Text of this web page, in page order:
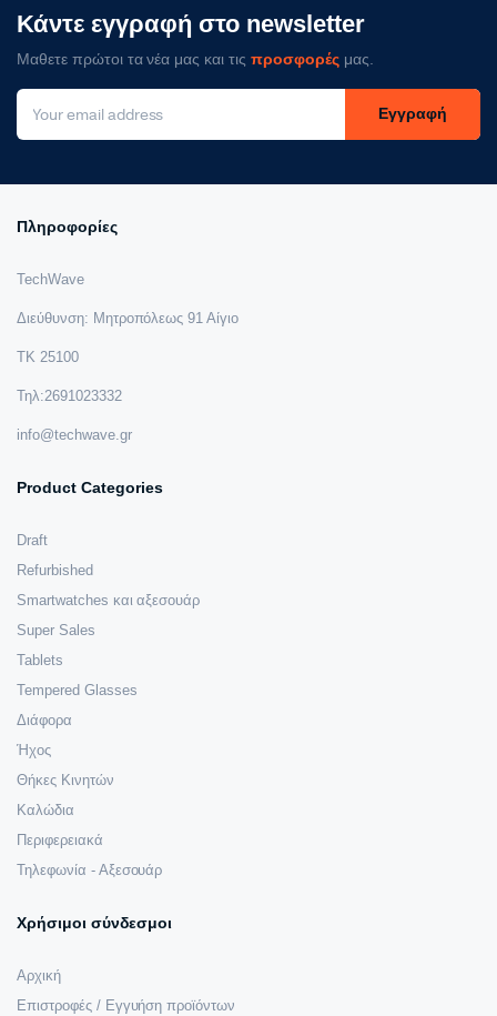
Κάντε εγγραφή στο newsletter
Μαθετε πρώτοι τα νέα μας και τιςπροσφορέςμας.
Εγγραφή
Πληροφορίες
TechWave
Διεύθυνση: Μητροπόλεως 91 Αίγιο
ΤΚ 25100
Τηλ:2691023332
info@techwave.gr
Product Categories
Draft
Refurbished
Smartwatches και αξεσουάρ
Super Sales
Tablets
Tempered Glasses
Διάφορα
Ήχος
Θήκες Κινητών
Καλώδια
Περιφερειακά
Τηλεφωνία - Αξεσουάρ
Χρήσιμοι σύνδεσμοι
Αρχική
Επιστροφές / Εγγυήση προϊόντων